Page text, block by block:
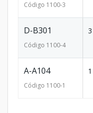
Código 1100-3
D-B301
Código 1100-4
3
A-A104
Código 1100-1
1